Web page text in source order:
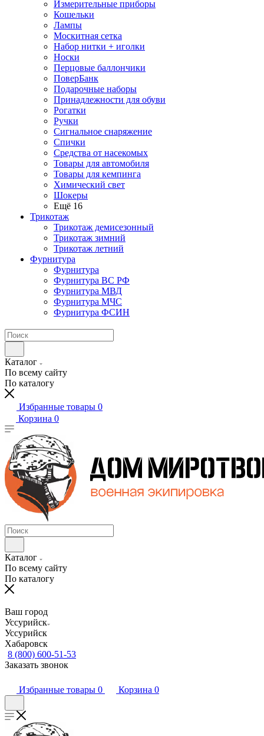
Измерительные приборы
Кошельки
Лампы
Москитная сетка
Набор нитки + иголки
Носки
Перцовые баллончики
ПоверБанк
Подарочные наборы
Принадлежности для обуви
Рогатки
Ручки
Сигнальное снаряжение
Спички
Средства от насекомых
Товары для автомобиля
Товары для кемпинга
Химический свет
Шокеры
Ещё 16
Трикотаж
Трикотаж демисезонный
Трикотаж зимний
Трикотаж летний
Фурнитура
Фурнитура
Фурнитура ВС РФ
Фурнитура МВД
Фурнитура МЧС
Фурнитура ФСИН
Каталог
По всему сайту
По каталогу
Избранные товары 0
Корзина 0
Каталог
По всему сайту
По каталогу
Ваш город
Уссурийск
Уссурийск
Хабаровск
8 (800) 600-51-53
Заказать звонок
Избранные товары 0 Корзина 0